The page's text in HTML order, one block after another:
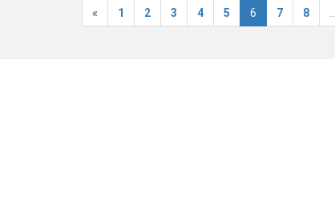
« 1 2 3 4 5 6 7 8